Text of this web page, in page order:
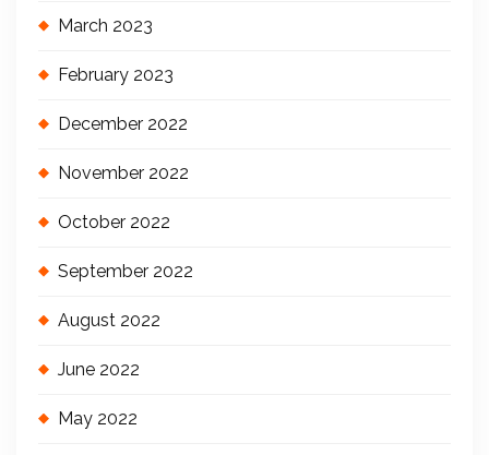
March 2023
February 2023
December 2022
November 2022
October 2022
September 2022
August 2022
June 2022
May 2022